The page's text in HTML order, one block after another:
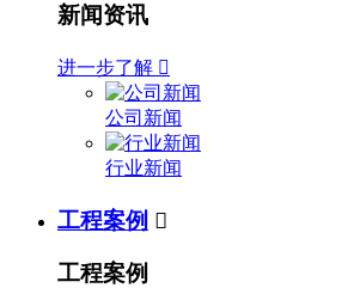
新闻资讯
进一步了解 
公司新闻
行业新闻
工程案例 
工程案例